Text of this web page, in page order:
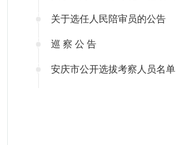
关于选任人民陪审员的公告
巡 察 公 告
安庆市公开选拔考察人员名单